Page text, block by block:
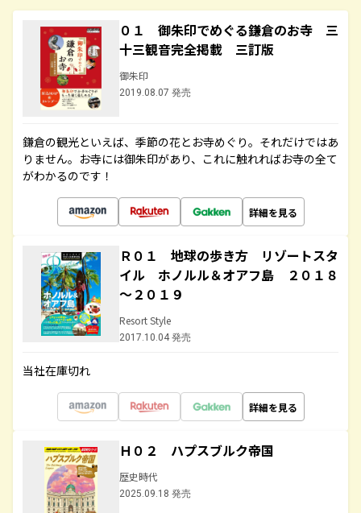
０１ 御朱印でめぐる鎌倉のお寺 三
十三観音完全掲載 三訂版
御朱印
2019.08.07 発売
鎌倉の観光といえば、季節の花とお寺めぐり。それだけではあ
りません。お寺には御朱印があり、これに触れればお寺の全て
がわかるのです！
詳細を見る
Ｒ０１ 地球の歩き方 リゾートスタ
イル ホノルル＆オアフ島 ２０１８
～２０１９
Resort Style
2017.10.04 発売
当社在庫切れ
詳細を見る
Ｈ０２ ハプスブルク帝国
歴史時代
2025.09.18 発売